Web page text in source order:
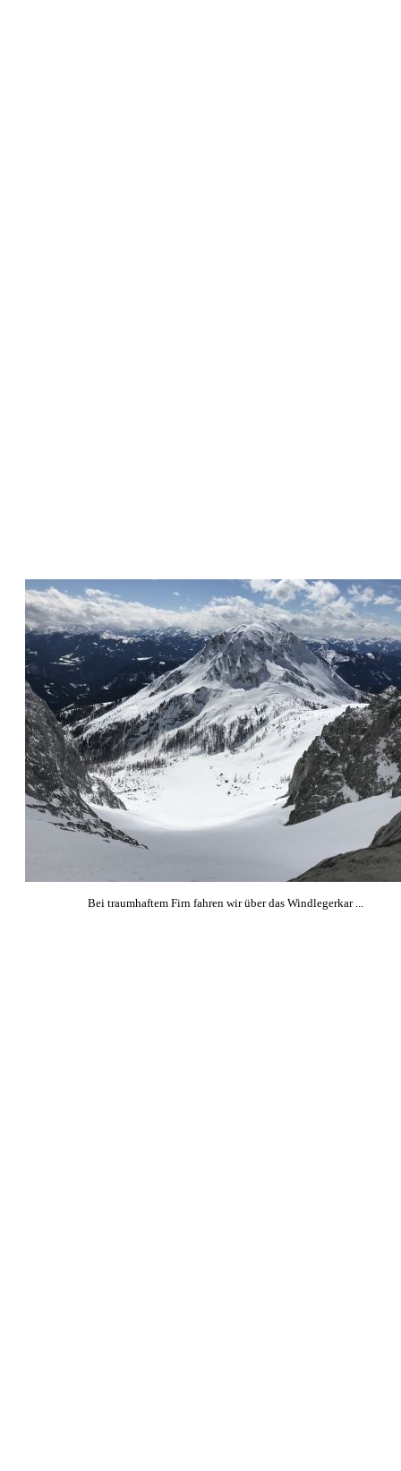
Bei traumhaftem Firn fahren wir über das Windlegerkar ...